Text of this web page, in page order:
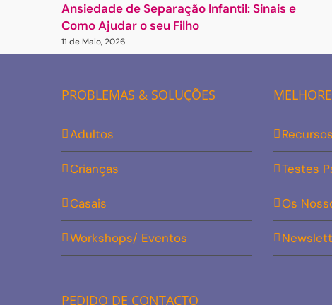
Ansiedade de Separação Infantil: Sinais e
Como Ajudar o seu Filho
11 de Maio, 2026
PROBLEMAS & SOLUÇÕES
Adultos
Crianças
Casais
Workshops/ Eventos
PEDIDO DE CONTACTO
Recursos
Testes
Os